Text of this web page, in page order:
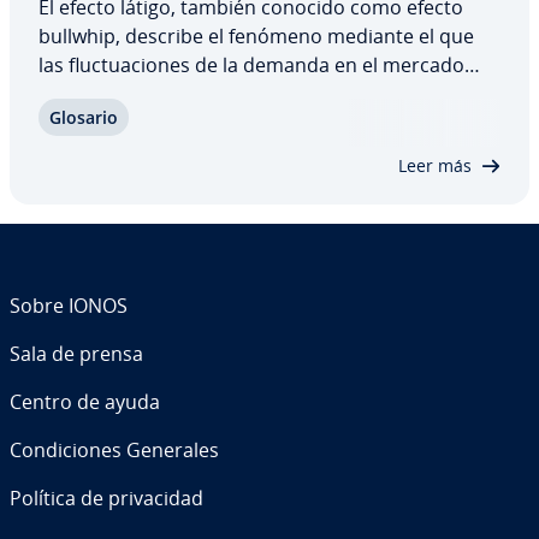
El efecto látigo, también conocido como efecto
bullwhip, describe el fenómeno mediante el que
las flu­c­tua­cio­nes de la demanda en el mercado
tro. Así, incluso los pequeños cambios de la
Glosario
Leer más
Sobre IONOS
Sala de prensa
Centro de ayuda
Co­n­di­cio­nes Generales
Política de pri­va­ci­dad